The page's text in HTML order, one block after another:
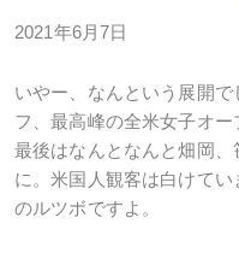
2021年6月7日
いやー、なんという展開
フ、最高峰の全米女子オー
最後はなんとなんと畑岡
に。米国人観客は白けて
のルツボですよ。